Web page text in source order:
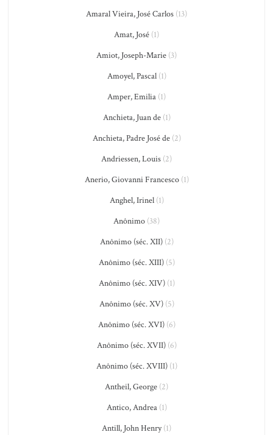
Amaral Vieira, José Carlos (13)
Amat, José (1)
Amiot, Joseph-Marie (3)
Amoyel, Pascal(1)
Amper, Emilia (1)
Anchieta, Juan de(1)
Anchieta, Padre José de(2)
Andriessen, Louis (2)
Anerio, Giovanni Francesco(1)
Anghel, Irinel(1)
Anônimo (38)
Anônimo (séc. XII)(2)
Anônimo (séc. XIII)(5)
Anônimo (séc. XIV)(1)
Anônimo (séc. XV)(5)
Anônimo (séc. XVI)(6)
Anônimo (séc. XVII)(6)
Anônimo (séc. XVIII)(1)
Antheil, George (2)
Antico, Andrea(1)
Antill, John Henry(1)